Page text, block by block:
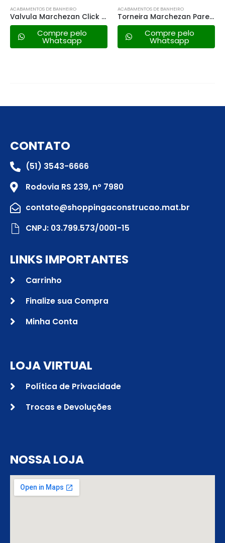
Valvula Marchezan Click – 1601
ACABAMENTOS DE BANHEIRO
Torneira Marchezan Parede C/arejador 1/4 de Volta – 3060 C99
Compre pelo
Whatsapp
ACABAMENTOS DE BANHEIRO
Compre
Whatsapp
CONTATO
(51) 3543-6666
Rodovia RS 239, nº 7980
contato@shoppingaconstrucao.mat.br
CNPJ: 03.799.573/0001-15
LINKS IMPORTANTES
Carrinho
Finalize sua Compra
Minha Conta
LOJA VIRTUAL
Política de Privacidade
Trocas e Devoluções
NOSSA LOJA